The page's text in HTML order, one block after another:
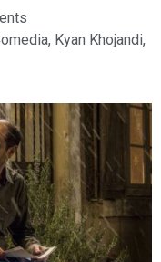
, Kyan Khojandi,